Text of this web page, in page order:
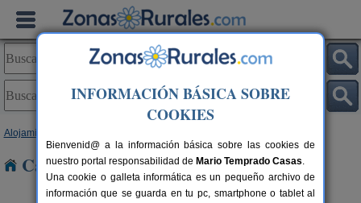
Alojamientos
Casas Rurales cerca de Femes
INFORMACIÓN BÁSICA SOBRE
COOKIES
Bienvenid@ a la información básica sobre las cookies de
nuestro portal responsabilidad de Mario Temprado Casas.
Una cookie o galleta informática es un pequeño archivo de
información que se guarda en tu pc, smartphone o tablet al